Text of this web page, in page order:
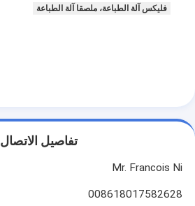
مراقبة الجودة
آلة قطع الليزر
قطع الصلب القاعدة
فليكس آلة الطباعة، ملصقا آلة الطباعة
تفاصيل الاتصال
Mr. Francois Ni
008618017582628